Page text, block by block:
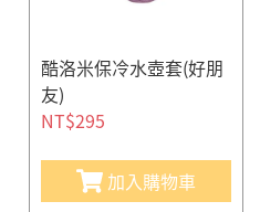
酷洛米保冷水壺套(好朋
友)
NT$295
加入購物車